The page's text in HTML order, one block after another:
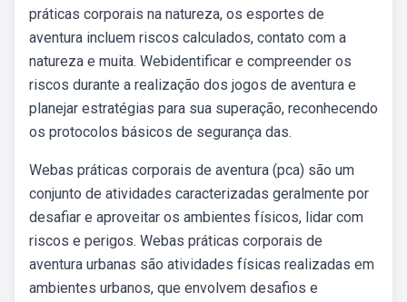
práticas corporais na natureza, os esportes de
aventura incluem riscos calculados, contato com a
natureza e muita. Webidentificar e compreender os
riscos durante a realização dos jogos de aventura e
planejar estratégias para sua superação, reconhecendo
os protocolos básicos de segurança das.
Webas práticas corporais de aventura (pca) são um
conjunto de atividades caracterizadas geralmente por
desafiar e aproveitar os ambientes físicos, lidar com
riscos e perigos. Webas práticas corporais de
aventura urbanas são atividades físicas realizadas em
ambientes urbanos, que envolvem desafios e